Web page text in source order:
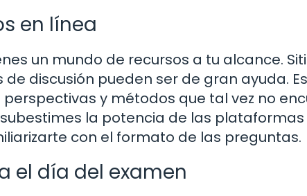
en línea
un mundo de recursos a tu alcance.
de discusión pueden ser de gran ayuda.
y métodos que tal vez no
la potencia de las
con el formato de las preguntas.
el día del examen